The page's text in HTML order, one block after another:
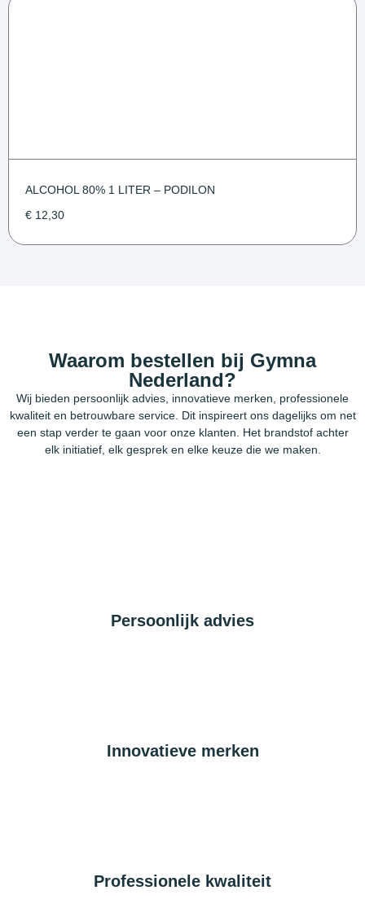
ALCOHOL 80% 1 LITER – PODILON
€ 12,30
Waarom bestellen bij Gymna
Nederland?
Wij bieden persoonlijk advies, innovatieve merken, professionele
kwaliteit en betrouwbare service. Dit inspireert ons dagelijks om net
een stap verder te gaan voor onze klanten. Het brandstof achter
elk initiatief, elk gesprek en elke keuze die we maken.
Persoonlijk advies
Innovatieve merken
Professionele kwaliteit